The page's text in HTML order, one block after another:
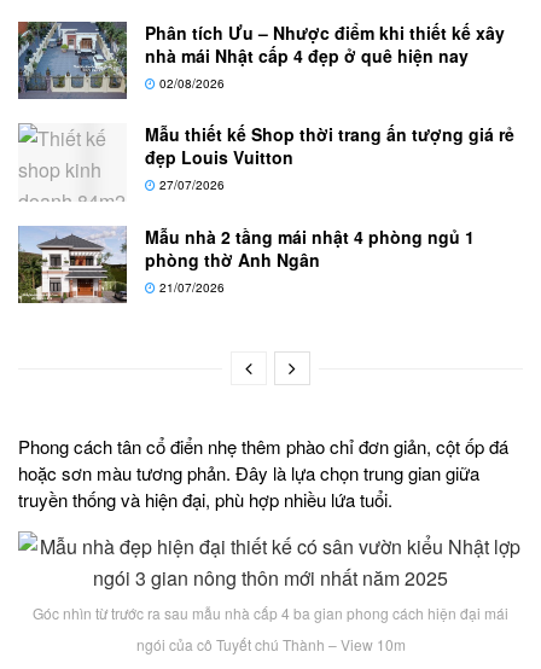
Phân tích Ưu – Nhược điểm khi thiết kế xây
nhà mái Nhật cấp 4 đẹp ở quê hiện nay
02/08/2026
Mẫu thiết kế Shop thời trang ấn tượng giá rẻ
đẹp Louis Vuitton
27/07/2026
Mẫu nhà 2 tầng mái nhật 4 phòng ngủ 1
phòng thờ Anh Ngân
21/07/2026
Phong cách tân cổ điển nhẹ thêm phào chỉ đơn giản, cột ốp đá
hoặc sơn màu tương phản. Đây là lựa chọn trung gian giữa
truyền thống và hiện đại, phù hợp nhiều lứa tuổi.
Góc nhìn từ trước ra sau mẫu nhà cấp 4 ba gian phong cách hiện đại mái
ngói của cô Tuyết chú Thành – View 10m